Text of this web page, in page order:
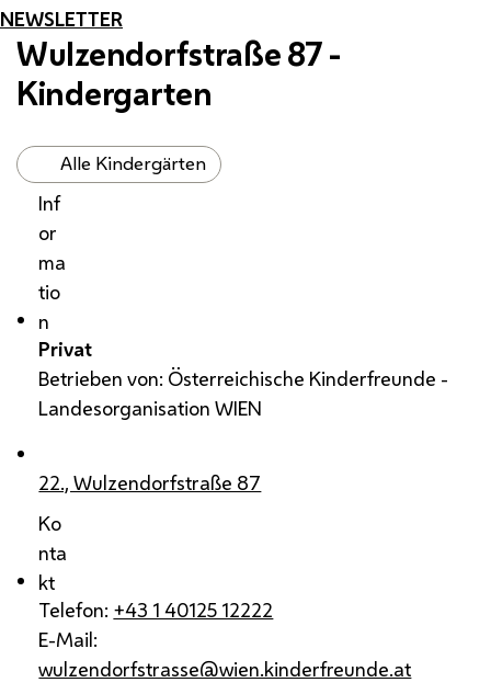
NEWSLETTER
Wulzendorfstraße 87 -
Kindergarten
Alle Kindergärten
Inf
or
ma
tio
n
Privat
Betrieben von: Österreichische Kinderfreunde -
Landesorganisation WIEN
22., Wulzendorfstraße 87
Ko
nta
kt
Telefon: +43 1 40125 12222
E-Mail:
wulzendorfstrasse@wien.kinderfreunde.at